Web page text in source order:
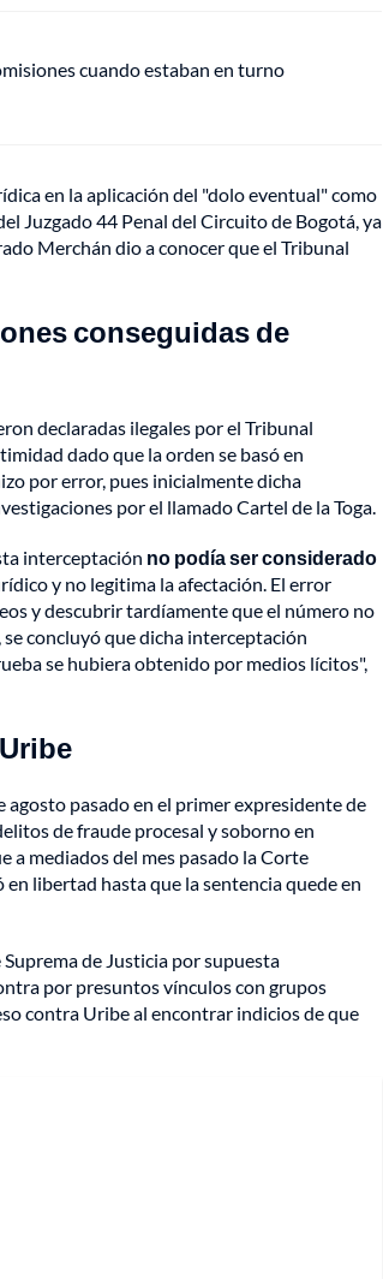
cuando estaban en turno
en la aplicación del "dolo eventual" como
Juzgado 44 Penal del Circuito de Bogotá, ya
Merchán dio a conocer que el Tribunal
conseguidas de
declaradas ilegales por el Tribunal
dado que la orden se basó en
por error, pues inicialmente dicha
por el llamado Cartel de la Toga.
interceptación no podía ser considerado
y no legitima la afectación. El error
y descubrir tardíamente que el número no
concluyó que dicha interceptación
se hubiera obtenido por medios lícitos",
pasado en el primer expresidente de
de fraude procesal y soborno en
a mediados del mes pasado la Corte
libertad hasta que la sentencia quede en
de Justicia por supuesta
por presuntos vínculos con grupos
contra Uribe al encontrar indicios de que